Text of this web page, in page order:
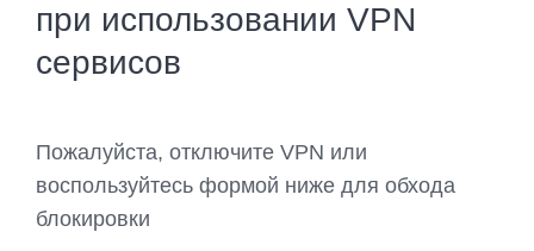
при использовании VPN
сервисов
Пожалуйста, отключите VPN или
воспользуйтесь формой ниже для обхода
блокировки